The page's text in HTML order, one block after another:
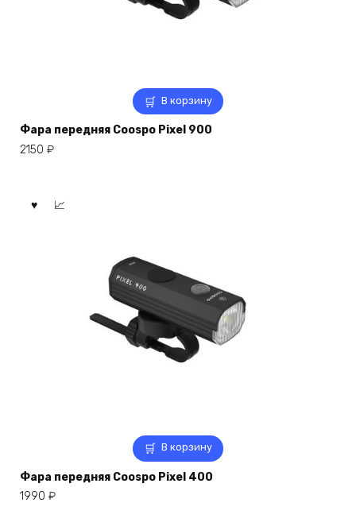
В корзину
Фара передняя Coospo Pixel 900
2150 ₽
В корзину
Фара передняя Coospo Pixel 400
1990 ₽